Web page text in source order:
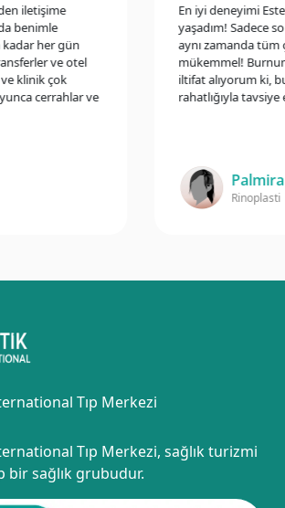
iletişime
her gün
ve otel
çok
cerrahlar ve
En iyi deneyimi
yaşadım! Sadece
aynı zamanda tüm
mükemmel!
iltifat alıyorum ki, bu
rahatlığıyla tavsiye
Palmira Z
Rinoplasti
Tıp Merkezi
Tıp Merkezi, sağlık turizmi
bir sağlık grubudur.